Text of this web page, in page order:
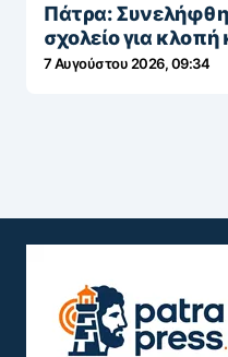
Πάτρα: Συνελήφθη
σχολείο για
7 Αυγούστου 2026, 09:34